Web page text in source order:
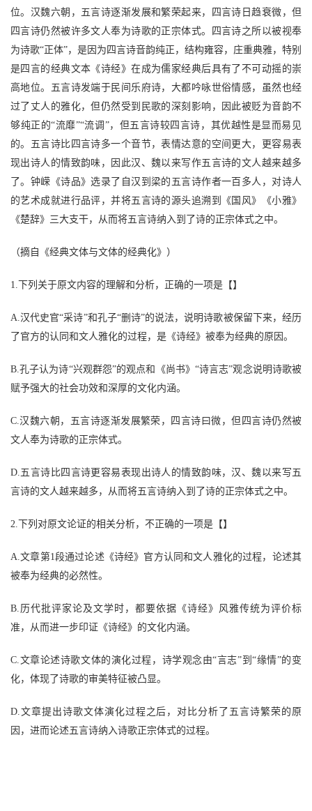
位。汉魏六朝，五言诗逐渐发展和繁荣起来，四言诗日趋衰微，但
四言诗仍然被许多文人奉为诗歌的正宗体式。四言诗之所以被视奉
为诗歌“正体”，是因为四言诗音韵纯正，结构雍容，庄重典雅，特别
是四言的经典文本《诗经》在成为儒家经典后具有了不可动摇的崇
高地位。五言诗发端于民间乐府诗，大都吟咏世俗情感，虽然也经
过了丈人的雅化，但仍然受到民歌的深刻影响，因此被贬为音韵不
够纯正的“流靡”“流调”，但五言诗较四言诗，其优越性是显而易见
的。五言诗比四言诗多一个音节，表情达意的空间更大，更容易表
现出诗人的情致韵味，因此汉、魏以来写作五言诗的文人越来越多
了。钟嵘《诗品》选录了自汉到梁的五言诗作者一百多人，对诗人
的艺术成就进行品评，并将五言诗的源头追溯到《国风》《小雅》
《楚辞》三大支干，从而将五言诗纳入到了诗的正宗体式之中。
（摘自《经典文体与文体的经典化》）
1.下列关于原文内容的理解和分析，正确的一项是【】
A.汉代史官“采诗”和孔子“删诗”的说法，说明诗歌被保留下来，经历
了官方的认同和文人雅化的过程，是《诗经》被奉为经典的原因。
B.孔子认为诗“兴观群怨”的观点和《尚书》“诗言志”观念说明诗歌被
赋予强大的社会功效和深厚的文化内涵。
C.汉魏六朝，五言诗逐渐发展繁荣，四言诗曰微，但四言诗仍然被
文人奉为诗歌的正宗体式。
D.五言诗比四言诗更容易表现出诗人的情致韵味，汉、魏以来写五
言诗的文人越来越多，从而将五言诗纳入到了诗的正宗体式之中。
2.下列对原文论证的相关分析，不正确的一项是【】
A.文章第1段通过论述《诗经》官方认同和文人雅化的过程，论述其
被奉为经典的必然性。
B.历代批评家论及文学时，都要依据《诗经》风雅传统为评价标
准，从而进一步印证《诗经》的文化内涵。
C.文章论述诗歌文体的演化过程，诗学观念由“言志”到“缘情”的变
化，体现了诗歌的审美特征被凸显。
D.文章提出诗歌文体演化过程之后，对比分析了五言诗繁荣的原
因，进而论述五言诗纳入诗歌正宗体式的过程。